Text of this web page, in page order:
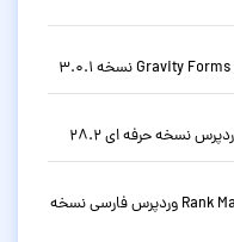
دانلود افزونه سئو حرفه ای رنک مث Rank Math Pro وردپرس فارسی نسخه